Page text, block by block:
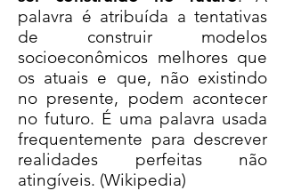
palavra é atribuída a tentativas
de construir modelos
socioeconômicos melhores que
os atuais e que, não existindo
no presente, podem acontecer
no futuro. É uma palavra usada
frequentemente para descrever
realidades perfeitas não
atingíveis. (Wikipedia)